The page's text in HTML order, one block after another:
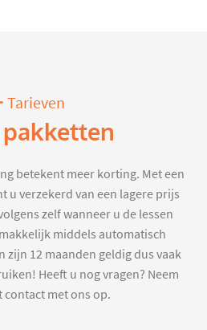
Tarieven
betekent meer korting. Met een
u verzekerd van een lagere prijs
zelf wanneer u de lessen
middels automatisch
zijn 12 maanden geldig dus vaak
Heeft u nog vragen? Neem
contact met ons op.